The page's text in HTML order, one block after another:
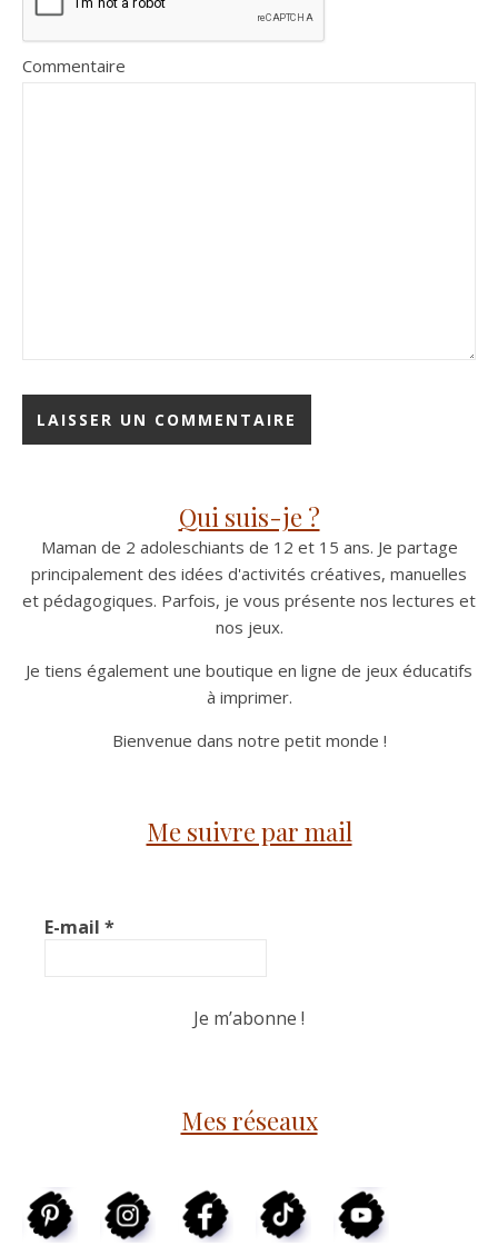
Commentaire
Qui suis-je ?
Maman de 2 adoleschiants de 12 et 15 ans. Je partage
principalement des idées d'activités créatives, manuelles
et pédagogiques. Parfois, je vous présente nos lectures et
nos jeux.
Je tiens également une boutique en ligne de jeux éducatifs
à imprimer.
Bienvenue dans notre petit monde !
Me suivre par mail
E-mail *
Mes réseaux